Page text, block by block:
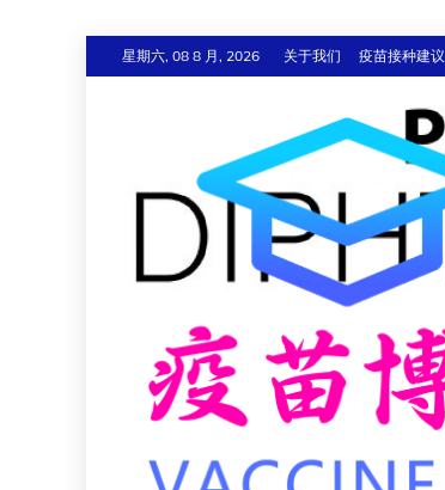
至
星期六, 08 8 月, 2026 关于我们 疫苗接种建议